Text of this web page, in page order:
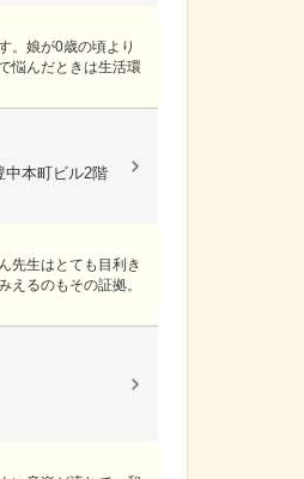
。娘が0歳の頃より
悩んだときは生活環
中本町ビル2階
先生はとても目利き
えるのもその証拠。